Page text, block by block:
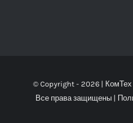
© Copyright - 2026 | КомТех
Все права защищены |